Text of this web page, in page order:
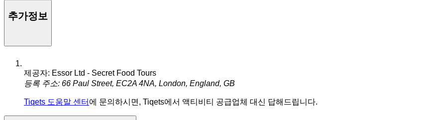
추가정보
제공자: Essor Ltd - Secret Food Tours
등록 주소: 66 Paul Street, EC2A 4NA, London, England, GB
Tiqets 도움말 센터 에 문의하시면, Tiqets에서 액티비티 공급업체 대신 답해드립니다.